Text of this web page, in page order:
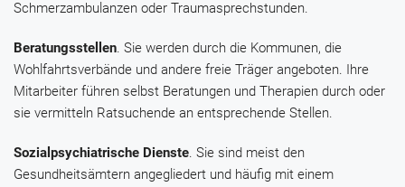
Schmerzambulanzen oder Traumasprechstunden.
Beratungsstellen. Sie werden durch die Kommunen, die
Wohlfahrtsverbände und andere freie Träger angeboten. Ihre
Mitarbeiter führen selbst Beratungen und Therapien durch oder
sie vermitteln Ratsuchende an entsprechende Stellen.
Sozialpsychiatrische Dienste. Sie sind meist den
Gesundheitsämtern angegliedert und häufig mit einem